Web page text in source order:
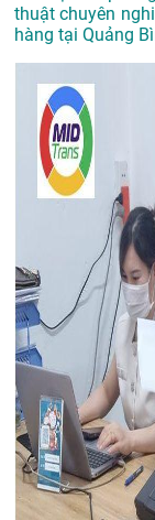
thuật chuyên
hàng tại Quảng